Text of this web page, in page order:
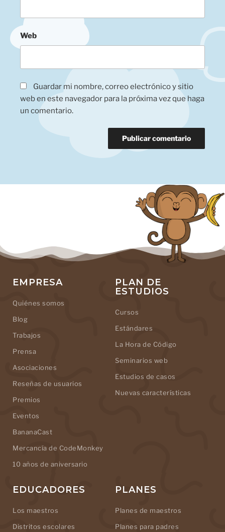
Web
Guardar mi nombre, correo electrónico y sitio
web en este navegador para la próxima vez que haga
un comentario.
EMPRESA
Quiénes somos
Blog
Trabajos
Prensa
Asociaciones
Reseñas de usuarios
Premios
Eventos
BananaCast
Mercancía de CodeMonkey
10 años de aniversario
PLAN DE
ESTUDIOS
Cursos
Estándares
La Hora de Código
Seminarios web
Estudios de casos
Nuevas características
EDUCADORES
Los maestros
Distritos escolares
PLANES
Planes de maestros
Planes para padres